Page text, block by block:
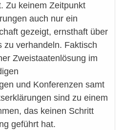
Zu keinem Zeitpunkt
auch nur ein
gezeigt, ernsthaft über
zu verhandeln. Faktisch
Zweistaatenlösung im
und Konferenzen samt
sind zu einem
das keinen Schritt
geführt hat.